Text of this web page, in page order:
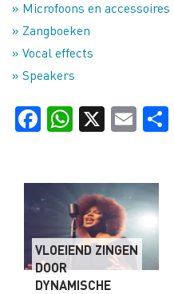
» Microfoons en accessoires
» Zangboeken
» Vocal effects
» Speakers
FacebookWhatsApp Email
VLOEIEND ZINGEN
DOOR
DYNAMISCHE